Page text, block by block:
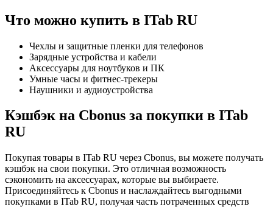
Что можно купить в ITab RU
Чехлы и защитные пленки для телефонов
Зарядные устройства и кабели
Аксессуары для ноутбуков и ПК
Умные часы и фитнес-трекеры
Наушники и аудиоустройства
Кэшбэк на Cbonus за покупки в ITab
RU
Покупая товары в ITab RU через Cbonus, вы можете получать
кэшбэк на свои покупки. Это отличная возможность
сэкономить на аксессуарах, которые вы выбираете.
Присоединяйтесь к Cbonus и наслаждайтесь выгодными
покупками в ITab RU, получая часть потраченных средств